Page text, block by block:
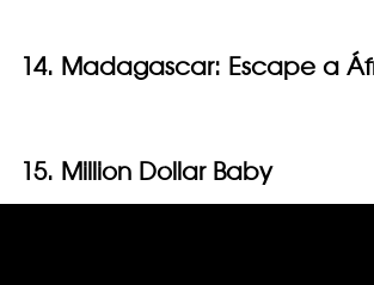
14. Madagascar: Escape a
15. Million Dollar Baby